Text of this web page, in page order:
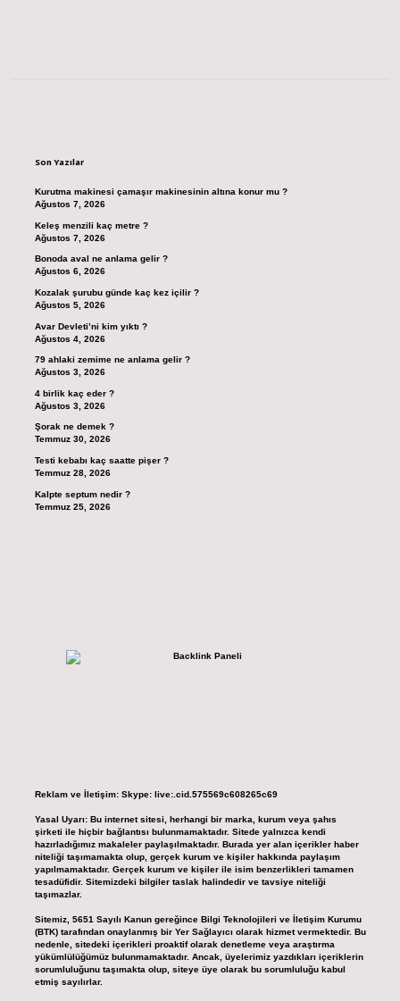
Son Yazılar
Kurutma makinesi çamaşır makinesinin altına konur mu ?
Ağustos 7, 2026
Keleş menzili kaç metre ?
Ağustos 7, 2026
Bonoda aval ne anlama gelir ?
Ağustos 6, 2026
Kozalak şurubu günde kaç kez içilir ?
Ağustos 5, 2026
Avar Devleti’ni kim yıktı ?
Ağustos 4, 2026
79 ahlaki zemime ne anlama gelir ?
Ağustos 3, 2026
4 birlik kaç eder ?
Ağustos 3, 2026
Şorak ne demek ?
Temmuz 30, 2026
Testi kebabı kaç saatte pişer ?
Temmuz 28, 2026
Kalpte septum nedir ?
Temmuz 25, 2026
Reklam ve İletişim: Skype: live:.cid.575569c608265c69
Yasal Uyarı: Bu internet sitesi, herhangi bir marka, kurum veya şahıs
şirketi ile hiçbir bağlantısı bulunmamaktadır. Sitede yalnızca kendi
hazırladığımız makaleler paylaşılmaktadır. Burada yer alan içerikler haber
niteliği taşımamakta olup, gerçek kurum ve kişiler hakkında paylaşım
yapılmamaktadır. Gerçek kurum ve kişiler ile isim benzerlikleri tamamen
tesadüfidir. Sitemizdeki bilgiler taslak halindedir ve tavsiye niteliği
taşımazlar.
Sitemiz, 5651 Sayılı Kanun gereğince Bilgi Teknolojileri ve İletişim Kurumu
(BTK) tarafından onaylanmış bir Yer Sağlayıcı olarak hizmet vermektedir. Bu
nedenle, sitedeki içerikleri proaktif olarak denetleme veya araştırma
yükümlülüğümüz bulunmamaktadır. Ancak, üyelerimiz yazdıkları içeriklerin
sorumluluğunu taşımakta olup, siteye üye olarak bu sorumluluğu kabul
etmiş sayılırlar.